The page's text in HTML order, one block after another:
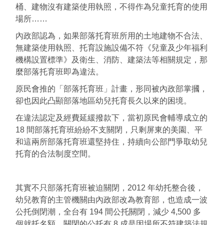
桶、建物沒有建築使用執照，不得作為兒童托育的使用
場所……
內政部認為，如果部落托育班所用的土地建物不合法、
無建築使用執照、托育設施設備不符《兒童及少年福利
機構設置標準》及衛生、消防、建築法等相關規定，那
麼部落托育班即為違法。
原民會推的「部落托育班」計畫，形同被內政部掌摑，
卻也因此凸顯部落地區幼兒托育長久以來的困境。
在違法認定及經費延緩撥款下，當初原民會輔導成立的
18 間部落托育班紛紛不支關閉，只剩屏東的美園、平
和這兩所部落托育班還堅持住，持續向公部門爭取幼兒
托育的合法制度空間。
其實不只部落托育班被迫關閉，2012 年幼托整合後，
幼兒教育的主管機關由內政部改為教育部，也造成一波
公托倒閉潮，全台有 194 間公托關閉，減少 4,500 多